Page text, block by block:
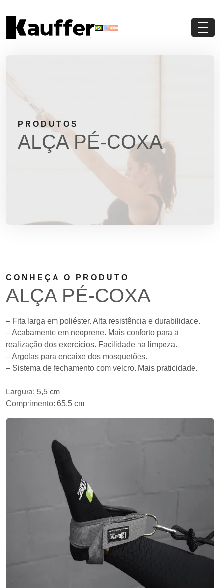
PRODUTOS
ALÇA PÉ-COXA
CONHEÇA O PRODUTO
ALÇA PÉ-COXA
– Fita larga em poliéster. Alta resistência e durabilidade.
– Acabamento em neoprene. Mais conforto para a
realização dos exercícios. Facilidade na limpeza.
– Argolas para encaixe dos mosquetões.
– Sistema de fechamento com velcro. Mais praticidade.
Largura: 5,5 cm
Comprimento: 65,5 cm